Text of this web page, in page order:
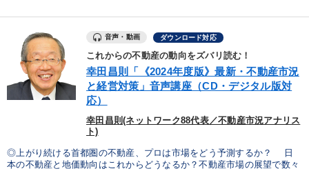
音声・動画 ダウンロード対応
これからの不動産の動向をズバリ読む！
幸田昌則「《2024年度版》最新・不動産市況
と経営対策」音声講座（CD・デジタル版対
応）
幸田昌則(ネットワーク88代表／不動産市況アナリス
ト)
◎上がり続ける首都圏の不動産、プロは市場をどう予測するか？ 日
本の不動産と地価動向はこれからどうなるか？不動産市場の展望で数々